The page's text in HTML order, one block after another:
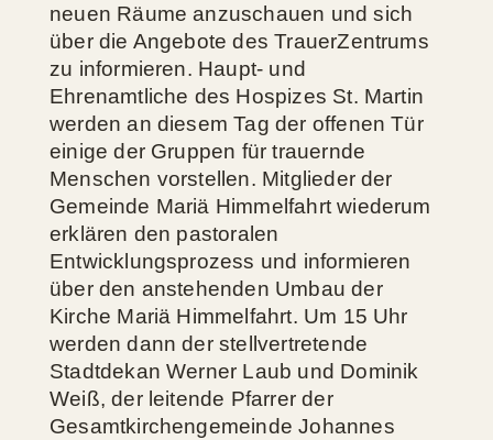
neuen Räume anzuschauen und sich
über die Angebote des TrauerZentrums
zu informieren. Haupt- und
Ehrenamtliche des Hospizes St. Martin
werden an diesem Tag der offenen Tür
einige der Gruppen für trauernde
Menschen vorstellen. Mitglieder der
Gemeinde Mariä Himmelfahrt wiederum
erklären den pastoralen
Entwicklungsprozess und informieren
über den anstehenden Umbau der
Kirche Mariä Himmelfahrt. Um 15 Uhr
werden dann der stellvertretende
Stadtdekan Werner Laub und Dominik
Weiß, der leitende Pfarrer der
Gesamtkirchengemeinde Johannes